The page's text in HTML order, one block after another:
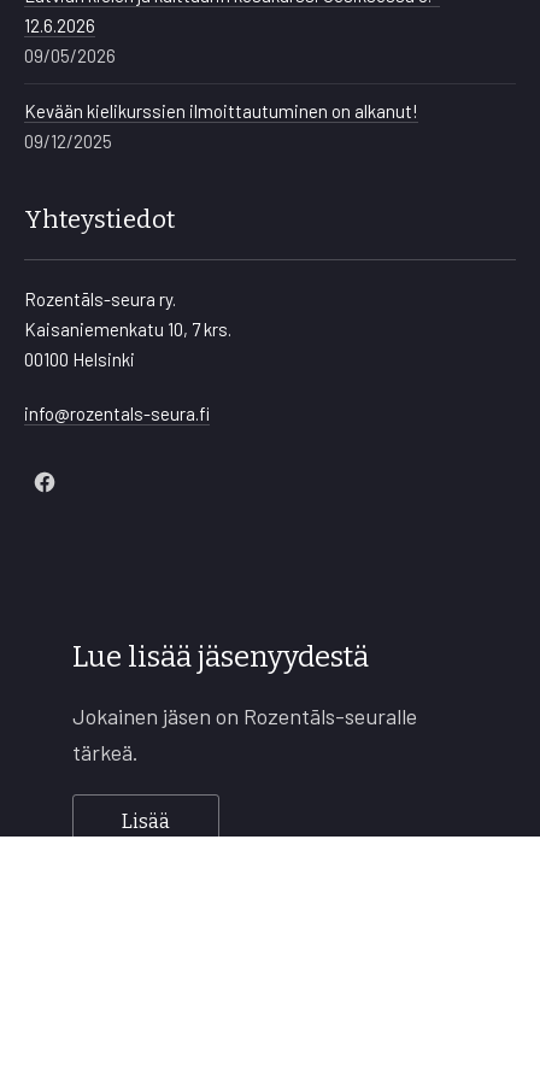
12.6.2026
09/05/2026
Kevään kielikurssien ilmoittautuminen on alkanut!
09/12/2025
Yhteystiedot
Rozentāls-seura ry.
Kaisaniemenkatu 10, 7 krs.
00100 Helsinki
info@rozentals-seura.fi
New
Lue lisää jäsenyydestä
Jokainen jäsen on Rozentāls-seuralle
tärkeä.
Lisää